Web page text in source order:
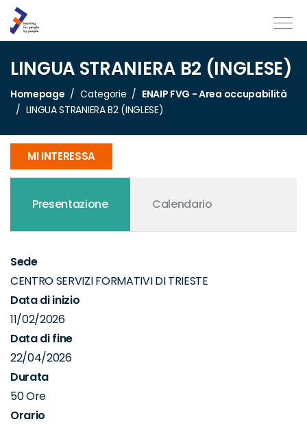
LINGUA STRANIERA B2 (INGLESE)
Homepage Categorie
ENAIP FVG - Area occupabilità
LINGUA STRANIERA B2 (INGLESE)
MI INTERESSA
Presentazione Calendario
Sede
CENTRO SERVIZI FORMATIVI DI TRIESTE
Data di inizio
11/02/2026
Data di fine
22/04/2026
Durata
50 Ore
Orario